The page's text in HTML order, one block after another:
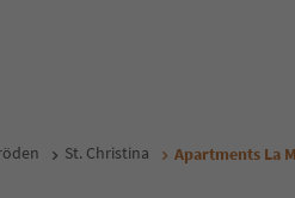
St. Christina Apartments La